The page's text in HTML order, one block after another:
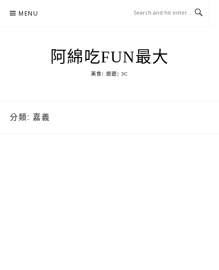
MENU
阿綿吃FUN最大
美食| 旅遊| 3C
分類: 嘉義